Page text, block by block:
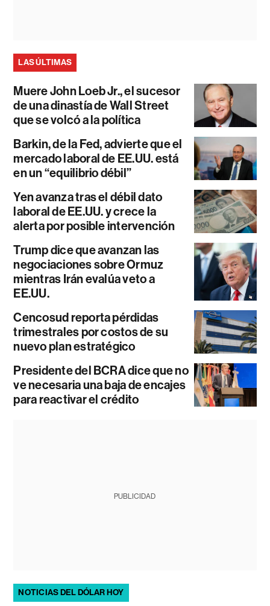
LAS ÚLTIMAS
Muere John Loeb Jr., el sucesor
de una dinastía de Wall Street
que se volcó a la política
Barkin, de la Fed, advierte que el
mercado laboral de EE.UU. está
en un “equilibrio débil”
Yen avanza tras el débil dato
laboral de EE.UU. y crece la
alerta por posible intervención
Trump dice que avanzan las
negociaciones sobre Ormuz
mientras Irán evalúa veto a
EE.UU.
Cencosud reporta pérdidas
trimestrales por costos de su
nuevo plan estratégico
Presidente del BCRA dice que no
ve necesaria una baja de encajes
para reactivar el crédito
PUBLICIDAD
NOTICIAS DEL DÓLAR HOY